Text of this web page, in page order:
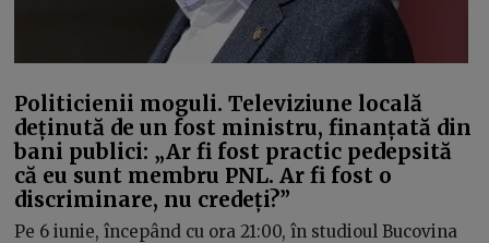
Politicienii moguli. Televiziune locală
deținută de un fost ministru, finanțată din
bani publici: „Ar fi fost practic pedepsită
că eu sunt membru PNL. Ar fi fost o
discriminare, nu credeți?”
Pe 6 iunie, începând cu ora 21:00, în studioul Bucovina